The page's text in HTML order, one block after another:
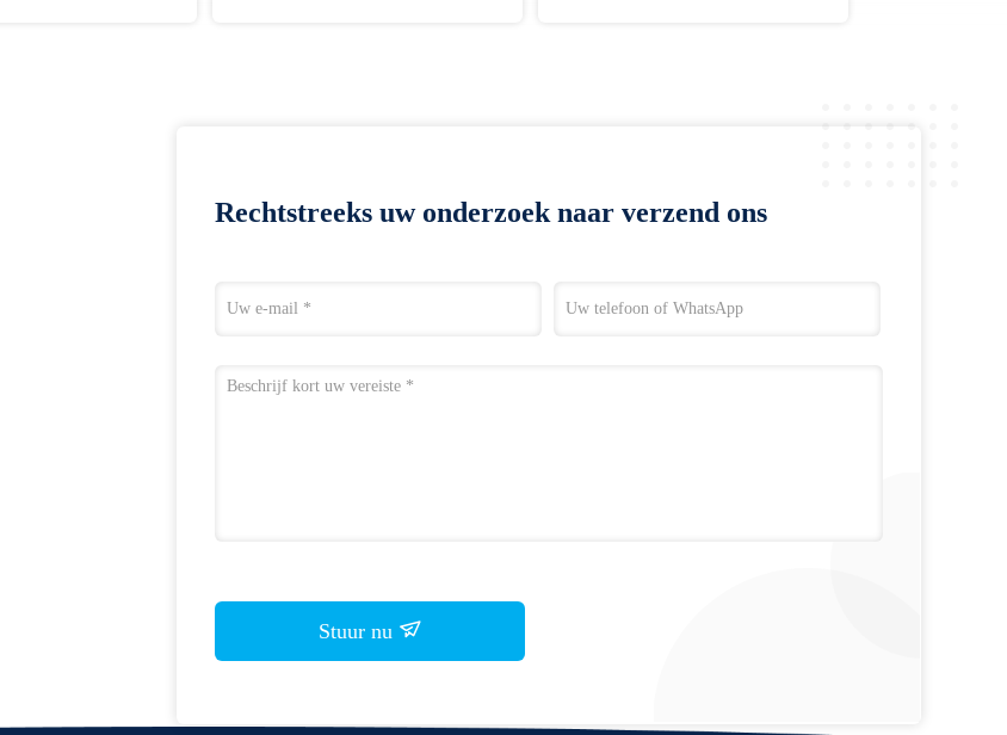
Rechtstreeks uw onderzoek naar verzend ons
Stuur nu